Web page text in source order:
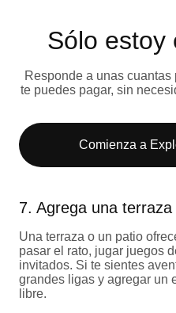
Sólo estoy
Responde a unas
te puedes pagar, sin
Comienza a
7. Agrega una
Una terraza o un patio
pasar el rato, jugar juegos
invitados. Si te sientes
grandes ligas y agregar un
libre.